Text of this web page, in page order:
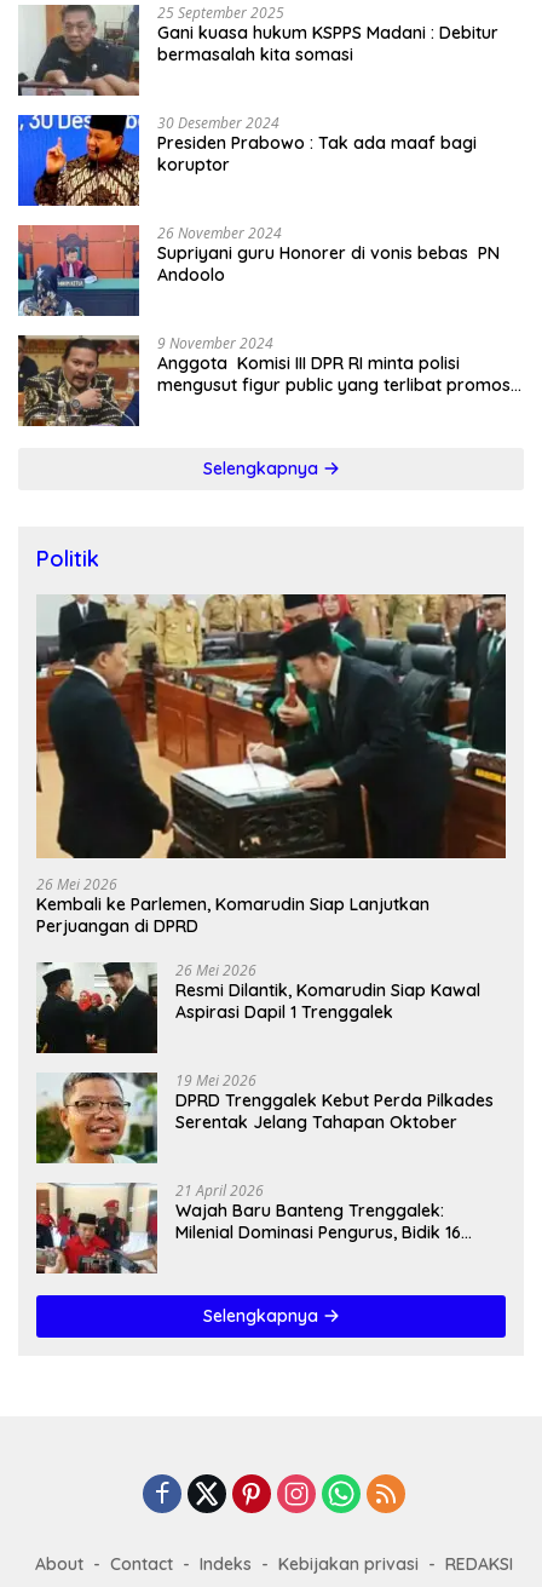
25 September 2025
Gani kuasa hukum KSPPS Madani : Debitur
bermasalah kita somasi
30 Desember 2024
Presiden Prabowo : Tak ada maaf bagi
koruptor
26 November 2024
Supriyani guru Honorer di vonis bebas PN
Andoolo
9 November 2024
Anggota Komisi III DPR RI minta polisi
mengusut figur public yang terlibat promosi
Selengkapnya
Politik
26 Mei 2026
Kembali ke Parlemen, Komarudin Siap Lanjutkan
Perjuangan di DPRD
26 Mei 2026
Resmi Dilantik, Komarudin Siap Kawal
Aspirasi Dapil 1 Trenggalek
19 Mei 2026
DPRD Trenggalek Kebut Perda Pilkades
Serentak Jelang Tahapan Oktober
21 April 2026
Wajah Baru Banteng Trenggalek:
Milenial Dominasi Pengurus, Bidik 16
Selengkapnya
About Contact Indeks Kebijakan privasi
REDAKSI